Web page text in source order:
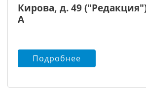
Кирова, д. 49
А
Подробнее